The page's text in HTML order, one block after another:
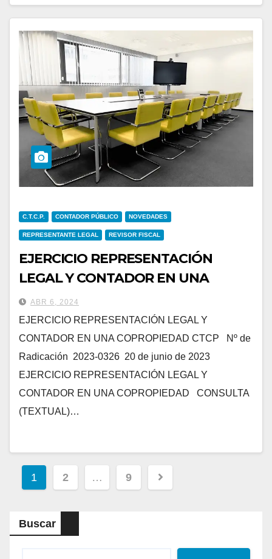
C.T.C.P. CONTADOR PÚBLICO NOVEDADES
REPRESENTANTE LEGAL REVISOR FISCAL
EJERCICIO REPRESENTACIÓN
LEGAL Y CONTADOR EN UNA
COPROPIEDAD
ABR 6, 2024
EJERCICIO REPRESENTACIÓN LEGAL Y
CONTADOR EN UNA COPROPIEDAD CTCP Nº de
Radicación 2023-0326 20 de junio de 2023
EJERCICIO REPRESENTACIÓN LEGAL Y
CONTADOR EN UNA COPROPIEDAD CONSULTA
(TEXTUAL)…
Navegación
entradas
1 2 … 9
Buscar